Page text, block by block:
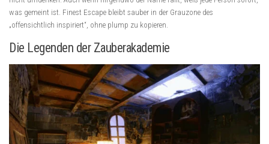
was gemeint ist. Finest Escape bleibt sauber in der Grauzone des
„offensichtlich inspiriert“, ohne plump zu kopieren.
Die Legenden der Zauberakademie